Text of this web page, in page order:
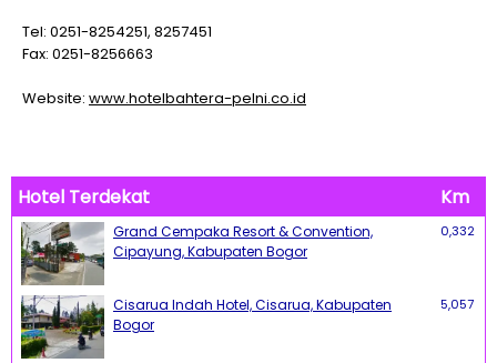
Tel: 0251-8254251, 8257451
Fax: 0251-8256663
Website: www.hotelbahtera-pelni.co.id
Hotel Terdekat Km
Grand Cempaka Resort & Convention,
Cipayung, Kabupaten Bogor
0,332
Cisarua Indah Hotel, Cisarua, Kabupaten
Bogor
5,057